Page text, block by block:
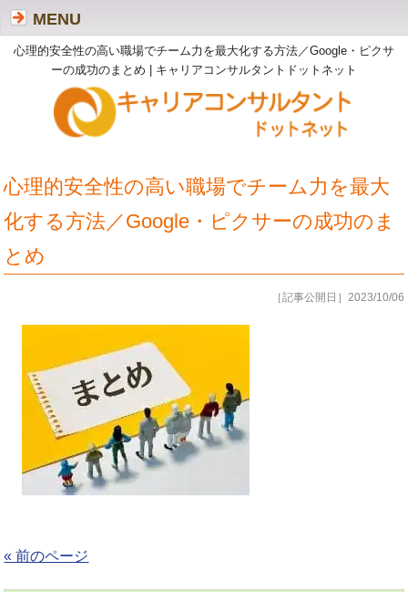
心理的安全性の高い職場でチーム力を最大化する方法／Google・ピクサ
ーの成功のまとめ | キャリアコンサルタントドットネット
MENU
心理的安全性の高い職場でチーム力を最大
化する方法／Google・ピクサーの成功のま
とめ
［記事公開日］2023/10/06
« 前のページ